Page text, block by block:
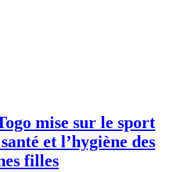
mise sur le sport
et l’hygiène des
filles